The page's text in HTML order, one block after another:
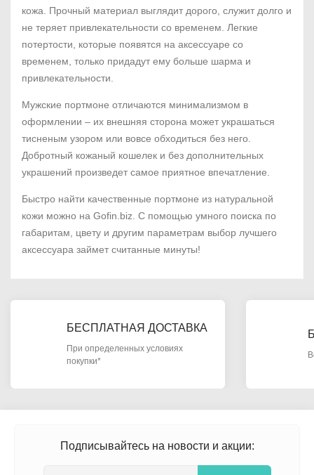
кожа. Прочный материал выглядит дорого, служит долго и
не теряет привлекательности со временем. Легкие
потертости, которые появятся на аксессуаре со
временем, только придадут ему больше шарма и
привлекательности.
Мужские портмоне отличаются минимализмом в
оформлении – их внешняя сторона может украшаться
тисненым узором или вовсе обходиться без него.
Добротный кожаный кошелек и без дополнительных
украшений произведет самое приятное впечатление.
Быстро найти качественные портмоне из натуральной
кожи можно на Gofin.biz. С помощью умного поиска по
габаритам, цвету и другим параметрам выбор лучшего
аксессуара займет считанные минуты!
БЕСПЛАТНАЯ ДОСТАВКА
При определенных условиях
покупки*
Подписывайтесь на новости и акции: